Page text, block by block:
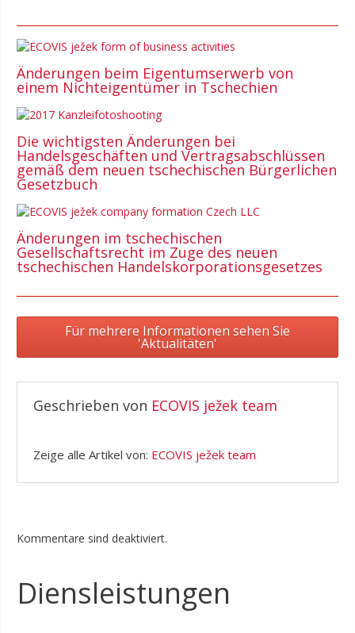
Änderungen beim Eigentumserwerb von
einem Nichteigentümer in Tschechien
Die wichtigsten Änderungen bei
Handelsgeschäften und Vertragsabschlüssen
gemäß dem neuen tschechischen Bürgerlichen
Gesetzbuch
Änderungen im tschechischen
Gesellschaftsrecht im Zuge des neuen
tschechischen Handelskorporationsgesetzes
Für mehrere Informationen sehen Sie
'Aktualitäten'
Geschrieben von ECOVIS ježek team
Zeige alle Artikel von: ECOVIS ježek team
Kommentare sind deaktiviert.
Diensleistungen